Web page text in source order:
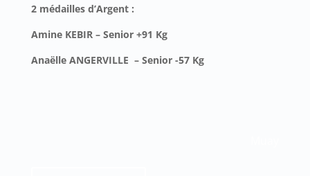
2 médailles d’Argent :
Amine KEBIR – Senior +91 Kg
Anaëlle ANGERVILLE – Senior -57 Kg